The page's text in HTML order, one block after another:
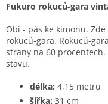
Fukuro rokuců-gara
Obi - pás ke kimonu.
rokuců-gara. Rokuců-
strany na 60 procentech.
stavu.
délka: 4,15 metru
šířka: 31 cm